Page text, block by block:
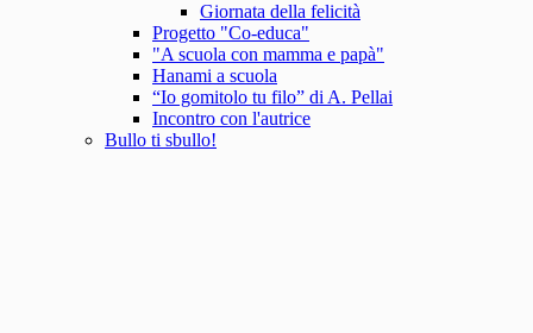
Giornata della felicità
Progetto "Co-educa"
"A scuola con mamma e papà"
Hanami a scuola
“Io gomitolo tu filo” di A. Pellai
Incontro con l'autrice
Bullo ti sbullo!